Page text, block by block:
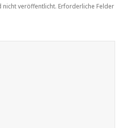
nicht veröffentlicht. Erforderliche Felder